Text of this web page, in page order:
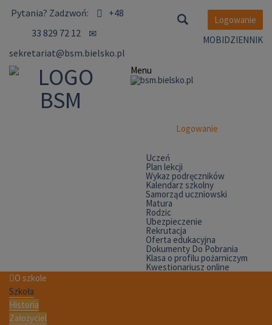
Pytania? Zadzwoń:
+48
33 829 72 12
sekretariat@bsm.bielsko.pl
Logowanie
MOBIDZIENNIK
Menu
Logowanie
Uczeń
Plan lekcji
Wykaz podręczników
Kalendarz szkolny
Samorząd uczniowski
Matura
Rodzic
Ubezpieczenie
Rekrutacja
Oferta edukacyjna
Dokumenty Do Pobrania
Klasa o profilu pożarniczym
Kwestionariusz online
O szkole
Szkoła
Historia
Założyciel